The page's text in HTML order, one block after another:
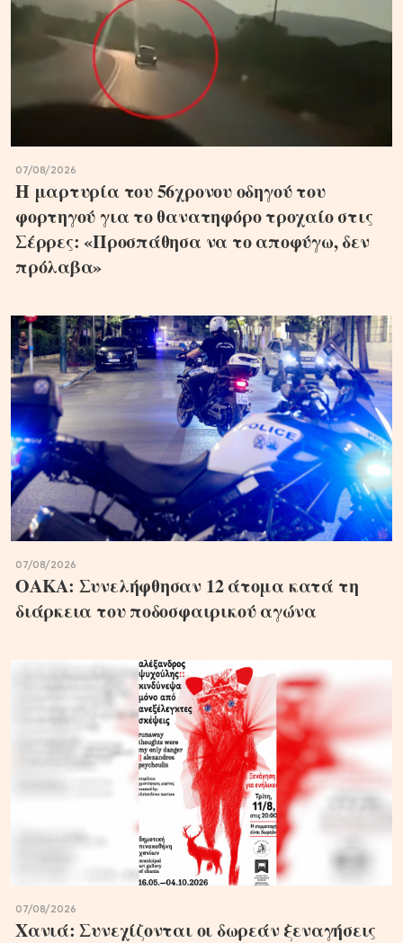
07/08/2026
Η μαρτυρία του 56χρονου οδηγού του
φορτηγού για το θανατηφόρο τροχαίο στις
Σέρρες: «Προσπάθησα να το αποφύγω, δεν
πρόλαβα»
07/08/2026
ΟΑΚΑ: Συνελήφθησαν 12 άτομα κατά τη
διάρκεια του ποδοσφαιρικού αγώνα
07/08/2026
Χανιά: Συνεχίζονται οι δωρεάν ξεναγήσεις